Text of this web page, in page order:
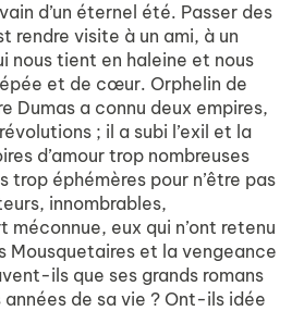
d’un éternel été. Passer des
rendre visite à un ami, à un
nous tient en haleine et nous
et de cœur. Orphelin de
Dumas a connu deux empires,
; il a subi l’exil et la
d’amour trop nombreuses
trop éphémères pour n’être pas
innombrables,
eux qui n’ont retenu
Mousquetaires et la vengeance
ils que ses grands romans
années de sa vie ? Ont-ils idée